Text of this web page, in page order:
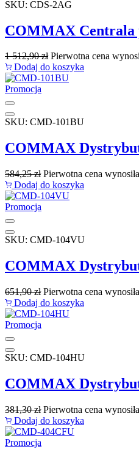
SKU: CDS-2AG
COMMAX Centrala
1 512,90zł Pierwotna cena
Dodaj do koszyka
Promocja
SKU: CMD-101BU
COMMAX
584,25zł Pierwotna cena
Dodaj do koszyka
Promocja
SKU: CMD-104VU
COMMAX
651,90zł Pierwotna cena
Dodaj do koszyka
Promocja
SKU: CMD-104HU
COMMAX
381,30zł Pierwotna cena
Dodaj do koszyka
Promocja